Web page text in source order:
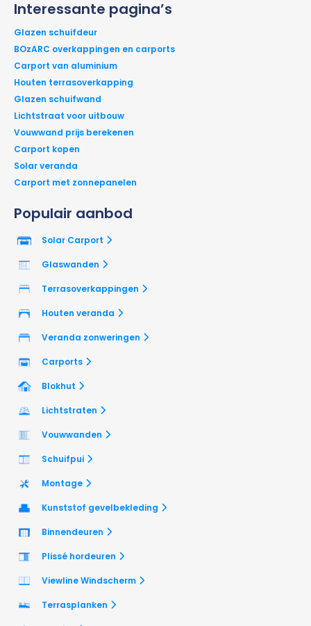
Populair aanbod
Solar Carport
Glaswanden
Terrasoverkappingen
Houten veranda
Veranda zonweringen
Carports
Blokhut
Lichtstraten
Vouwwanden
Schuifpui
Montage
Kunststof gevelbekleding
Binnendeuren
Plissé hordeuren
Viewline Windscherm
Terrasplanken
Interessante pagina’s
Glazen schuifdeur
BOzARC overkappingen en carports
Carport van aluminium
Houten terrasoverkapping
Glazen schuifwand
Lichtstraat voor uitbouw
Vouwwand prijs berekenen
Carport kopen
Solar veranda
Carport met zonnepanelen